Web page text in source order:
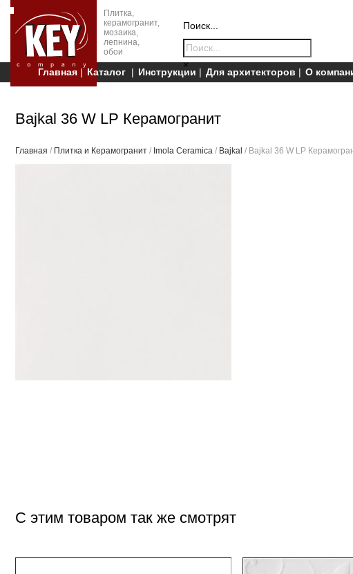
Плитка,
керамогранит,
мозаика,
лепнина,
обои
Поиск...
×
Главная Каталог Инструкции Для архитекторов О
Bajkal 36 W LP Керамогранит
Главная / Плитка и Керамогранит / Imola Ceramica / Bajkal / Bajkal 36 W LP
С этим товаром так же смотрят